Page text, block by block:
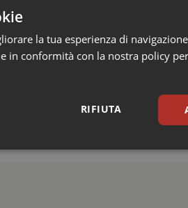
la tua esperienza di
in conformità con la nostra policy
RIFIUTA
Statistici